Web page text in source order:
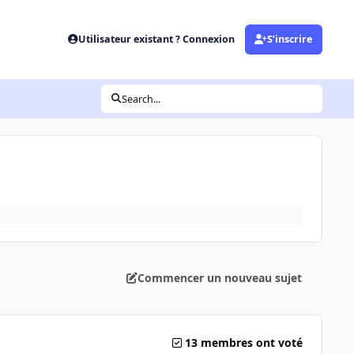
Utilisateur existant ? Connexion S’inscrire
Search...
Commencer un nouveau sujet
13 membres ont voté